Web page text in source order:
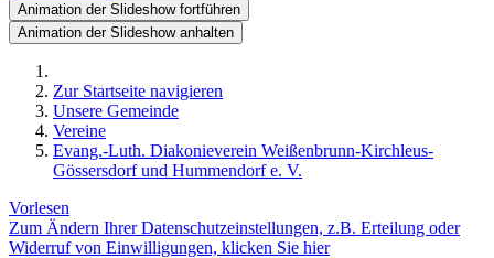
Animation der Slideshow fortführen
Animation der Slideshow anhalten
Zur Startseite navigieren
Unsere Gemeinde
Vereine
Evang.-Luth. Diakonieverein Weißenbrunn-Kirchleus-
Gössersdorf und Hummendorf e. V.
Vorlesen
Zum Ändern Ihrer Datenschutzeinstellungen, z.B. Erteilung oder
Widerruf von Einwilligungen, klicken Sie hier